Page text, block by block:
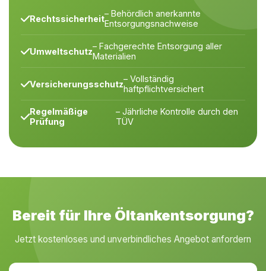
Rechtssicherheit– Behördlich anerkannte
Entsorgungsnachweise
Umweltschutz– Fachgerechte Entsorgung aller
Materialien
Versicherungsschutz– Vollständig
haftpflichtversichert
Regelmäßige
Prüfung
– Jährliche Kontrolle durch den
TÜV
Bereit für Ihre Öltankentsorgung?
Jetzt kostenloses und unverbindliches Angebot anfordern